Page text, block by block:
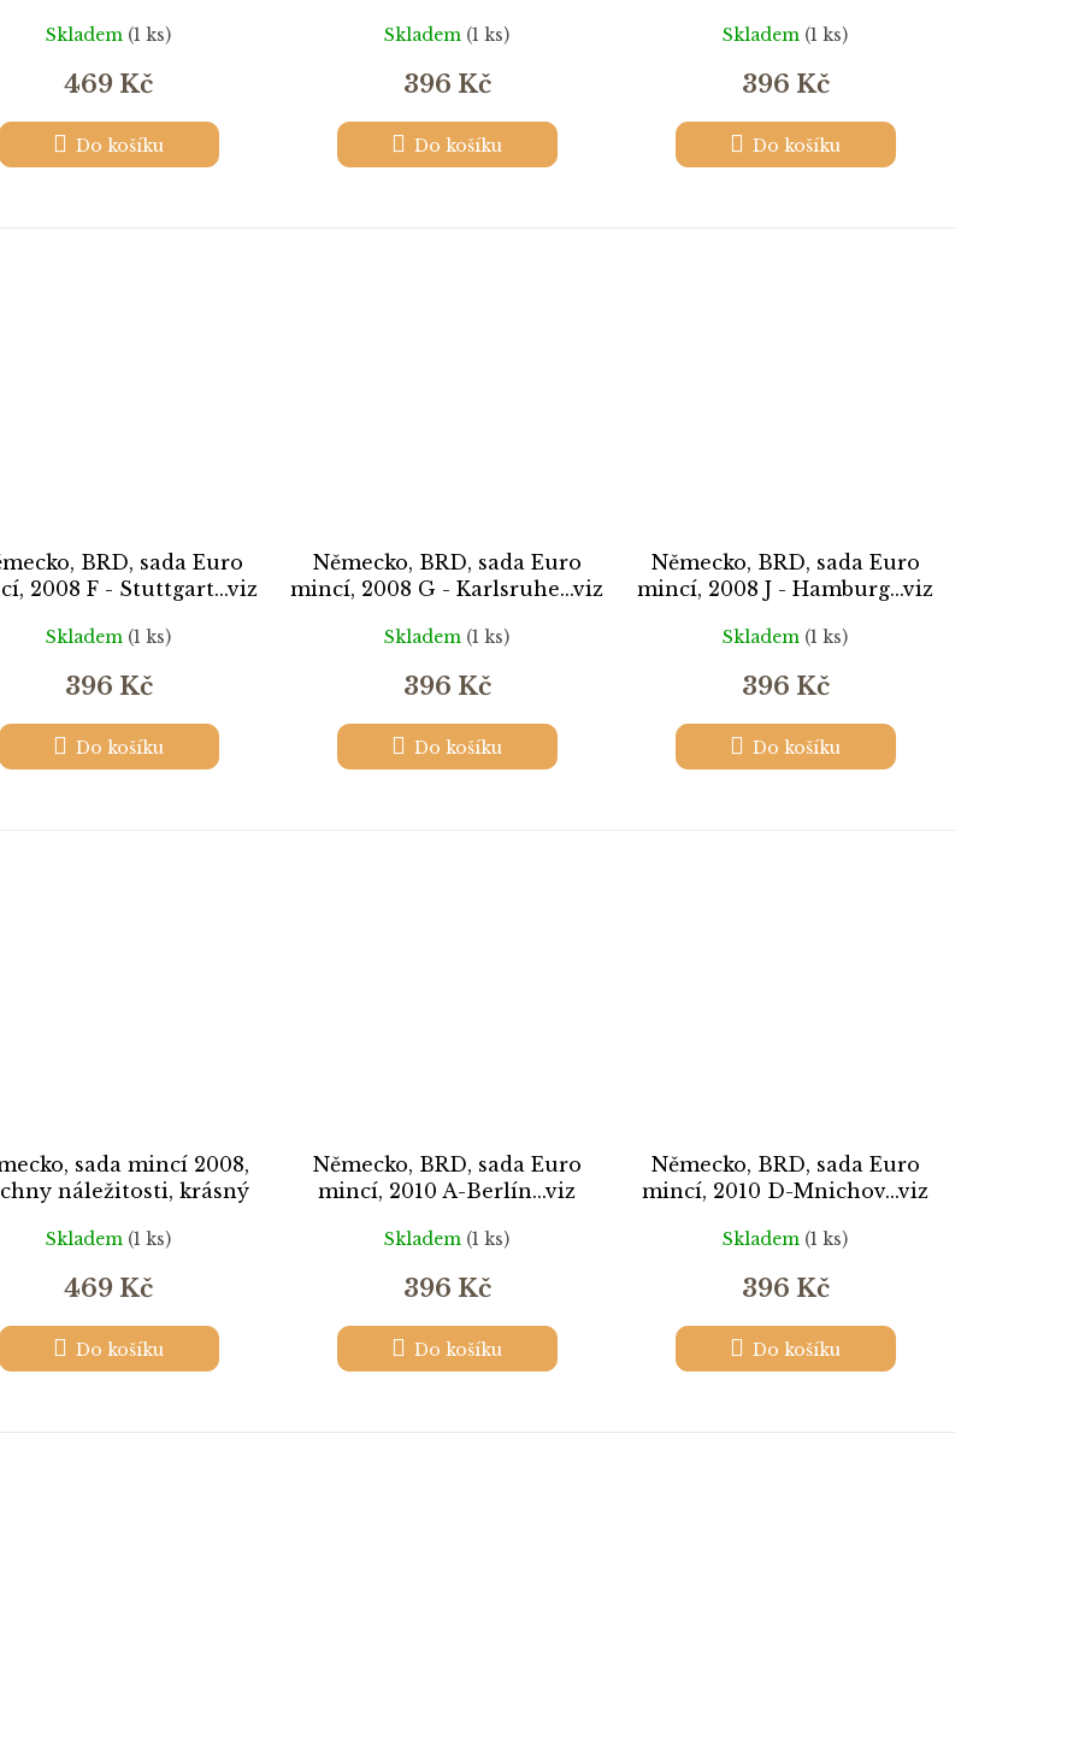
Skladem (1 ks)
469 Kč
Do košíku
Skladem (1 ks)
396 Kč
Do košíku
Skladem (1 ks)
396 Kč
Do košíku
BRD, sada Euro
2008 F - Stuttgart...viz
Skladem (1 ks)
396 Kč
Do košíku
Německo, BRD, sada Euro
mincí, 2008 G - Karlsruhe...viz
Skladem (1 ks)
396 Kč
Do košíku
Německo, BRD, sada Euro
mincí, 2008 J - Hamburg...viz
Skladem (1 ks)
396 Kč
Do košíku
sada mincí 2008,
náležitosti, krásný
Skladem (1 ks)
469 Kč
Do košíku
Německo, BRD, sada Euro
mincí, 2010 A-Berlín...viz
Skladem (1 ks)
396 Kč
Do košíku
Německo, BRD, sada Euro
mincí, 2010 D-Mnichov...viz
Skladem (1 ks)
396 Kč
Do košíku